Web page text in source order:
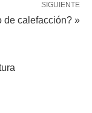
SIGUIENTE
de calefacción? »